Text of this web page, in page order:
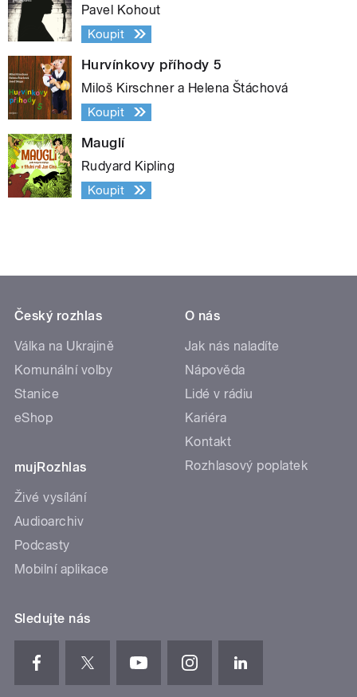
Pavel Kohout
Koupit
Hurvínkovy příhody 5
Miloš Kirschner a Helena Štáchová
Koupit
Mauglí
Rudyard Kipling
Koupit
Český rozhlas
Válka na Ukrajině
Komunální volby
Stanice
eShop
mujRozhlas
Živé vysílání
Audioarchiv
Podcasty
Mobilní aplikace
O nás
Jak nás naladíte
Nápověda
Lidé v rádiu
Kariéra
Kontakt
Rozhlasový poplatek
Sledujte nás